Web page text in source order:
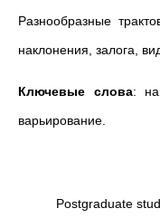
Разнообразные
наклонения, залога,
Ключевые слова:
варьирование.
Postgraduate